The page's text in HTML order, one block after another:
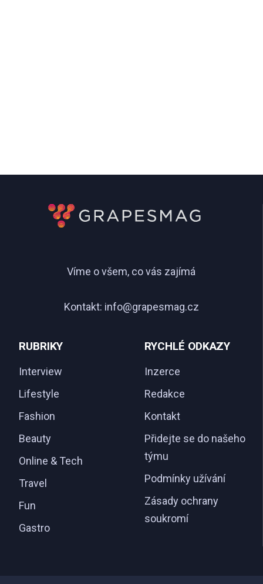
Víme o všem, co vás zajímá
Kontakt: info@grapesmag.cz
RUBRIKY
Interview
Lifestyle
Fashion
Beauty
Online & Tech
Travel
Fun
Gastro
RYCHLÉ ODKAZY
Inzerce
Redakce
Kontakt
Přidejte se do našeho
týmu
Podmínky užívání
Zásady ochrany
soukromí